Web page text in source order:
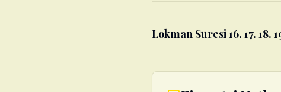
Lokman Suresi 16. 17. 18.